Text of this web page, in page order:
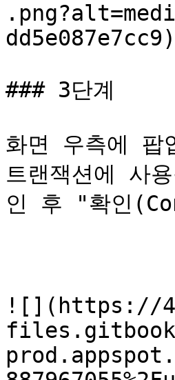
dd5e087e7cc9)
### 3단계
화면 우측에 팝
트랜잭션에 사
인 후 "확인
![](https://